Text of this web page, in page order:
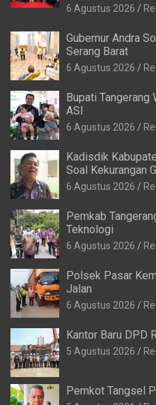
6 Agustus 2026
Gubernur Andra
Serang Barat
6 Agustus 2026
Bupati Tangerang
ASI
6 Agustus 2026
Kadisdik
Soal Kekurangan
6 Agustus 2026
Pemkab
Teknologi
6 Agustus 2026
Polsek Pasar
Jalan
6 Agustus 2026
Kantor Baru DPD
5 Agustus 2026
Pemkot Tangsel